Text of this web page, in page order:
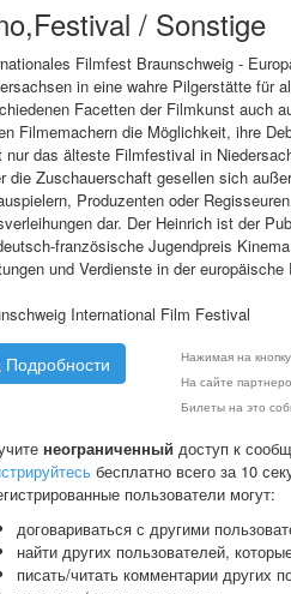
/ Sonstige
Filmfest Braunschweig -
in eine wahre Pilgerstätte für
Facetten der Filmkunst auch
Filmemachern die Möglichkeit, ihre
nur das älteste Filmfestival in
die Zuschauerschaft gesellen sich
Produzenten oder
dar. Der Heinrich ist der
französische Jugendpreis
und Verdienste in der
International Film Festival
Подробности
Нажимая на
На сайте
Билеты на это
неограниченный доступ к
бесплатно всего за 10
пользователи могут:
договариваться с другими
найти других пользователей,
писать/читать комментарии других